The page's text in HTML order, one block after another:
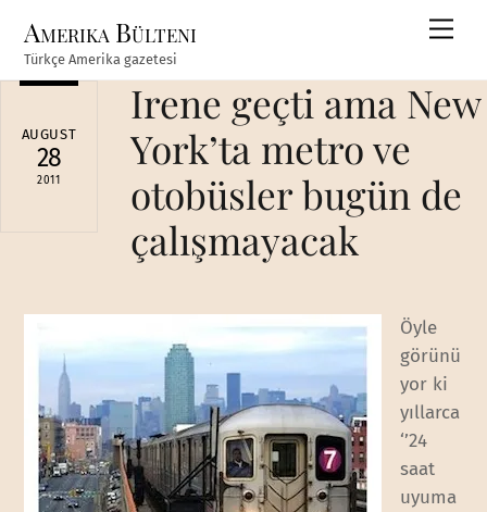
content
Amerika Bülteni
Türkçe Amerika gazetesi
AUGUST
28
2011
Irene geçti ama New
York’ta metro ve
otobüsler bugün de
çalışmayacak
Öyle
görünü
yor ki
yıllarca
‘’24
saat
uyuma